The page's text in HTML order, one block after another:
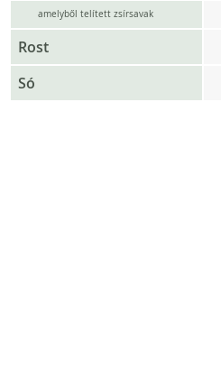
amelyből telített zsírsavak
Rost
Só